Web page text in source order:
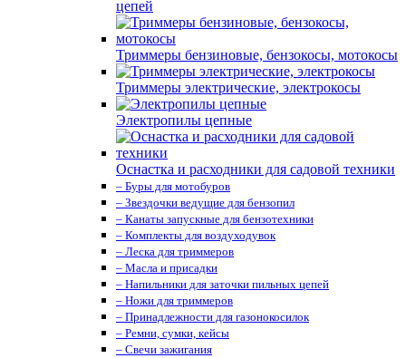
цепей
Триммеры бензиновые, бензокосы, мотокосы
Триммеры электрические, электрокосы
Электропилы цепные
Оснастка и расходники для садовой техники
– Буры для мотобуров
– Звездочки ведущие для бензопил
– Канаты запускные для бензотехники
– Комплекты для воздуходувок
– Леска для триммеров
– Масла и присадки
– Напильники для заточки пильных цепей
– Ножи для триммеров
– Принадлежности для газонокосилок
– Ремни, сумки, кейсы
– Свечи зажигания